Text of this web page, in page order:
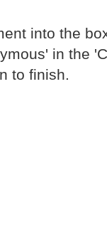
into the
in the
to finish.